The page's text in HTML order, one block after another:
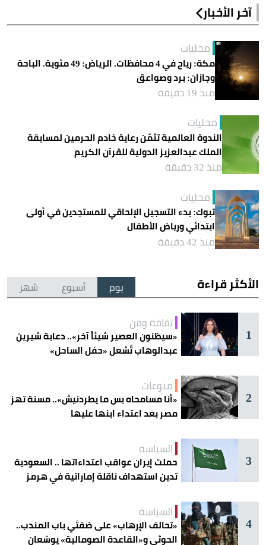
آخر الأخبار
محليات
مكة: رياح في 4 محافظات. الرياض: 49 مئوية. الباحة
وجازان: برد وصواعق
منذ 19 دقيقة
محليات
الندوة العالمية تثمّن رعاية خادم الحرمين لمسابقة
الملك عبدالعزيز الدولية للقرآن الكريم
منذ 32 دقيقة
محليات
تبوك: بدء التسجيل الإلحاقي للمستجدين في أولى
ابتدائي ورياض الأطفال
منذ 42 دقيقة
الأكثر قراءة يوم أسبوع شهر
1
ثقافة وفن
«سيظنون العصير شيئاً آخر».. دعابة شيرين
عبدالوهاب تُشعل «حفل الساحل»
2
منوعات
«أنا مسامحاه بس ما يطردنيش».. مسنة تهز
مصر بعد اعتداء ابنها عليها
3
السياسة
حملت إيران عواقب اعتداءاتها .. السعودية
تدين استهداف ناقلة إماراتية في هرمز
4
السياسة
«تحالف الإرهاب» على ضفتَي باب المندب..
الحوثي و«القاعدة الصومالية» يوسّعان